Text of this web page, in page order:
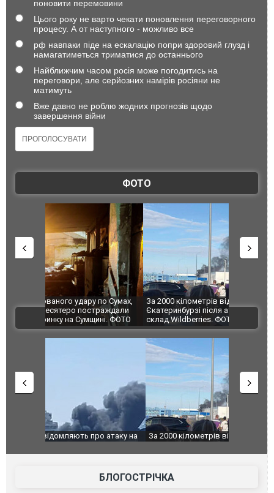
поновити перемовини
Цього року не варто чекати поновлення переговорного
процесу. А от наступного - можливо все
рф навпаки піде на ескалацію попри здоровий глузд і
намагатиметься триматися до останнього
Найближчим часом росія може погодитись на
переговори, але серйозних намірів росіяни не
матимуть
Вже давно не роблю жодних прогнозів щодо
завершення війни
ФОТО
За 2000 кілометрів від кордону з Україною: в
Єкатеринбурзі після атаки дронів загорівся
склад Wildberries. ФОТО. ВІДЕО
"Мої
ВІДЕО
За 2000 кілометрів від кордону з Україною: в
Єкатеринбурзі після атаки дронів загорівся
склад Wildberries. ФОТО. ВІДЕО
В
БЛОГОСТРІЧКА